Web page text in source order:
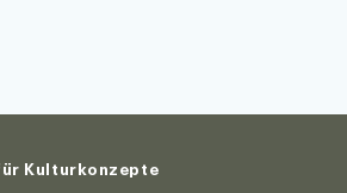
Kulturkonzepte